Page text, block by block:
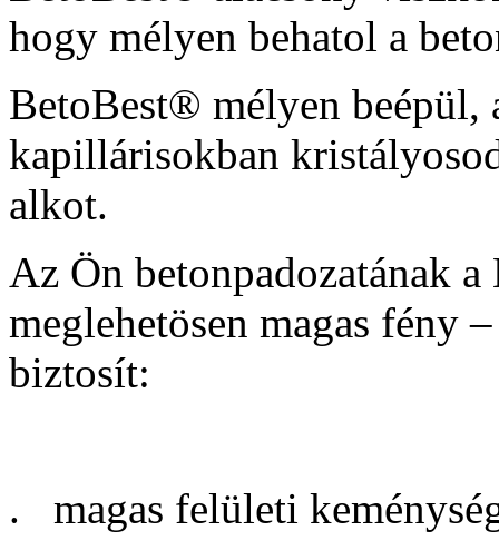
hogy mélyen behatol a
BetoBest® mélyen beépül,
kapillárisokban
alkot.
Az Ön betonpadozatának
meglehetösen magas fény
biztosít:
. magas felületi